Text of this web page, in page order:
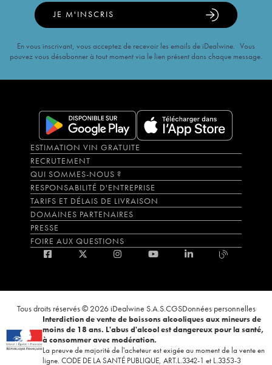
JE M'INSCRIS
En vous inscrivant, vous acceptez de recevoir les emails de iDealwine. Vous
pouvez vous désabonner à tout moment via le lien présent dans chaque message.
ESTIMATION VIN GRATUITE
RECRUTEMENT
QUI SOMMES-NOUS ?
RESPONSABILITÉ D'ENTREPRISE
TARIFS ET DÉLAIS DE LIVRAISON
DOMAINES PARTENAIRES
PRESSE
FOIRE AUX QUESTIONS
Tous droits réservés © 2026 iDealwine S.A.S.CGSDonnées personnelles
Interdiction de vente de boissons alcooliques aux mineurs de
moins de 18 ans. L'abus d'alcool est dangereux pour la santé,
à consommer avec modération.
La preuve de majorité de l'acheteur est exigée au moment de la vente en
ligne. CODE DE LA SANTÉ PUBLIQUE, ART.L.3342-1 et L.3353-3